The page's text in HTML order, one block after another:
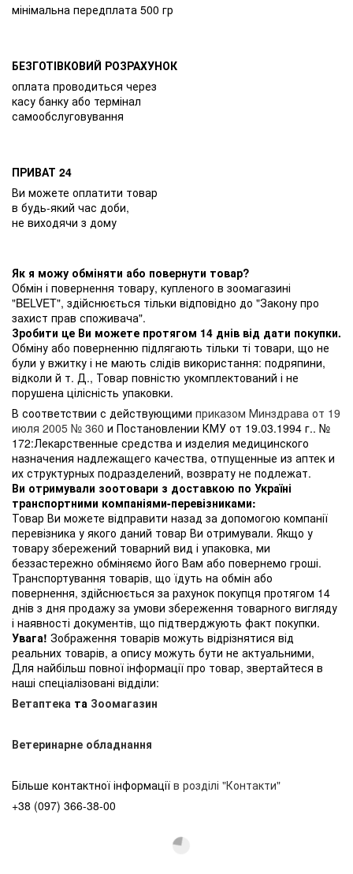
мінімальна передплата 500 гр
БЕЗГОТІВКОВИЙ РОЗРАХУНОК
оплата проводиться через
касу банку або термінал
самообслуговування
ПРИВАТ 24
Ви можете оплатити товар
в будь-який час доби,
не виходячи з дому
Як я можу обміняти або повернути товар?
Обмін і повернення товару, купленого в зоомагазині
"BELVET", здійснюється тільки відповідно до "Закону про
захист прав споживача".
Зробити це Ви можете протягом 14 днів від дати покупки.
Обміну або поверненню підлягають тільки ті товари, що не
були у вжитку і не мають слідів використання: подряпини,
відколи й т. Д., Товар повністю укомплектований і не
порушена цілісність упаковки.
В соответствии с действующими приказом Минздрава от 19
июля 2005 № 360 и Постановлении КМУ от 19.03.1994 г.. №
172:Лекарственные средства и изделия медицинского
назначения надлежащего качества, отпущенные из аптек и
их структурных подразделений, возврату не подлежат.
Ви отримували зоотовари з доставкою по Україні
транспортними компаніями-перевізниками:
Товар Ви можете відправити назад за допомогою компанії
перевізника у якого даний товар Ви отримували. Якщо у
товару збережений товарний вид і упаковка, ми
беззастережно обміняємо його Вам або повернемо гроші.
Транспортування товарів, що їдуть на обмін або
повернення, здійснюється за рахунок покупця протягом 14
днів з дня продажу за умови збереження товарного вигляду
і наявності документів, що підтверджують факт покупки.
Увага! Зображення товарів можуть відрізнятися від
реальних товарів, а опису можуть бути не актуальними,
Для найбільш повної інформації про товар, звертайтеся в
наші спеціалізовані відділи:
Ветаптека та Зоомагазин
Ветеринарне обладнання
Більше контактної інформації в розділі "Контакти"
+38 (097) 366-38-00